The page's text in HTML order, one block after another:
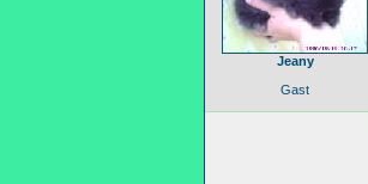
Jeany
Gast